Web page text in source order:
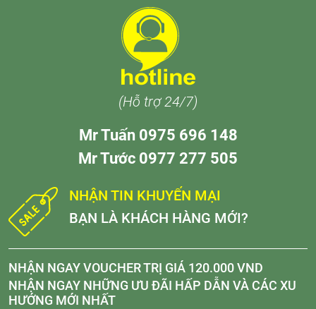
(Hỗ trợ 24/7)
Mr Tuấn 0975 696 148
Mr Tước 0977 277 505
NHẬN TIN KHUYẾN MẠI
BẠN LÀ KHÁCH HÀNG MỚI?
NHẬN NGAY VOUCHER TRỊ GIÁ 120.000 VND
NHẬN NGAY NHỮNG ƯU ĐÃI HẤP DẪN VÀ CÁC XU
HƯỚNG MỚI NHẤT